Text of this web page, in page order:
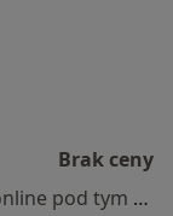
Brak ceny
Specjalista nie oferuje umawiania online pod tym adresem.